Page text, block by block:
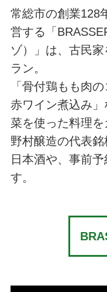
常総市の創業128
営する「
ゾ）」は、古民
ラン。
「骨付鶏もも肉
赤ワイン煮込み
菜を使った料理を
野村醸造の代表
日本酒や、事前
す。